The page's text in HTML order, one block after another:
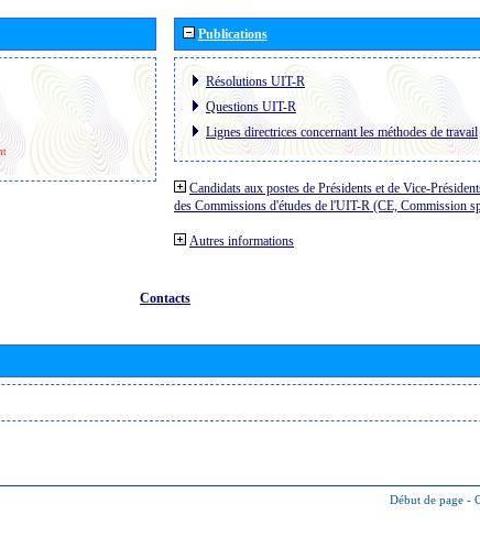
Publications
Résolutions UIT-R
Questions UIT-R
Lignes directrices concernant les méthodes de travail
Candidats aux postes de Présidents et de Vice-
des Commissions d'études de l'UIT-R (CE, Commission
Autres informations
Contacts
Début de page -